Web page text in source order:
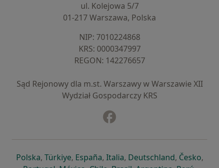
ul. Kolejowa 5/7
01-217 Warszawa, Polska
NIP: ⁠7010224868
KRS: ⁠0000347997
REGON: ⁠142276657
Sąd Rejonowy dla m.st. Warszawy w Warszawie XII
Wydział Gospodarczy KRS
Polskaotwiera się w nowej karcie
, Türkiyeotwiera się w nowej karcie
, Españaotwiera się w nowej karcie
, Italiaotwiera się w nowej
, Deutschlandotwiera się
, Česko,